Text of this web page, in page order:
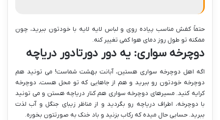
حتماً کفش مناسب پیاده روی و لباس لایه لایه با خودتون ببرید، چون
ممکنه تو طول روز دمای هوا کمی تغییر کنه.
دوچرخه سواری: یه دور دورتادور دریاچه
اگه اهل دوچرخه سواری هستین، آبانت بهشت شماست! می تونید هم
دوچرخه خودتون رو ببرید و هم از جاهایی که تو محل هست، دوچرخه
کرایه کنید. مسیرهای دوچرخه سواری هم کنار دریاچه هستن و می تونید
با دوچرخه، اطراف دریاچه رو بگردید و از مناظر زیبای جنگل و آب لذت
ببرید. حسابی حال میده که رکاب بزنید و باد خنک به صورتتون بخوره.